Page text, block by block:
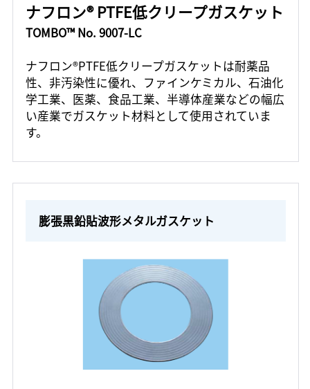
ナフロン® PTFE低クリープガスケット
TOMBO™ No. 9007-LC
ナフロン®PTFE低クリープガスケットは耐薬品
性、非汚染性に優れ、ファインケミカル、石油化
学工業、医薬、食品工業、半導体産業などの幅広
い産業でガスケット材料として使用されていま
す。
膨張黒鉛貼波形メタルガスケット